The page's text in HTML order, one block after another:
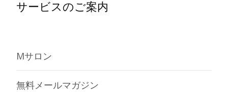
サービスのご案内
Mサロン
無料メールマガジン